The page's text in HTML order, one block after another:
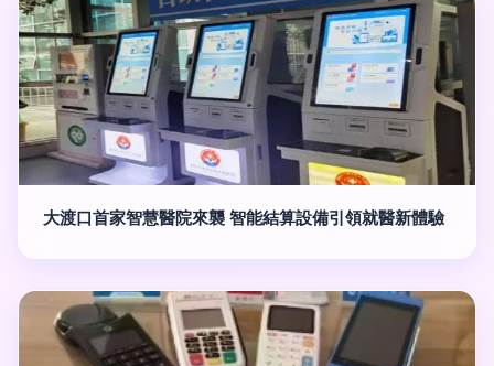
大渡口首家智慧醫院來襲 智能結算設備引領就醫新體驗